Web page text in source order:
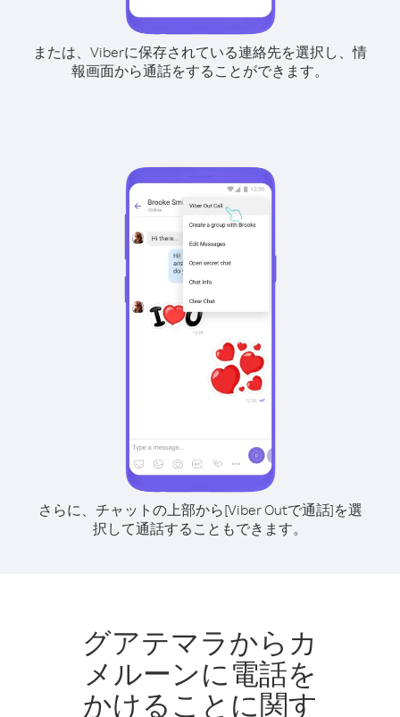
または、Viberに保存されている連絡先を選択し、情
報画面から通話をすることができます。
さらに、チャットの上部から[Viber Outで通話]を選
択して通話することもできます。
グアテマラからカ
メルーンに電話を
かけることに関す